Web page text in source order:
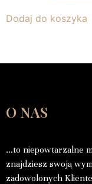
Dodaj do koszyka
O NAS
…to niepowtarzalne
znajdziesz swoją
zadowolonych